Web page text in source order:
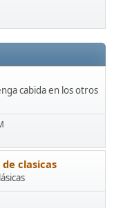
cabida en los otros
clasicas